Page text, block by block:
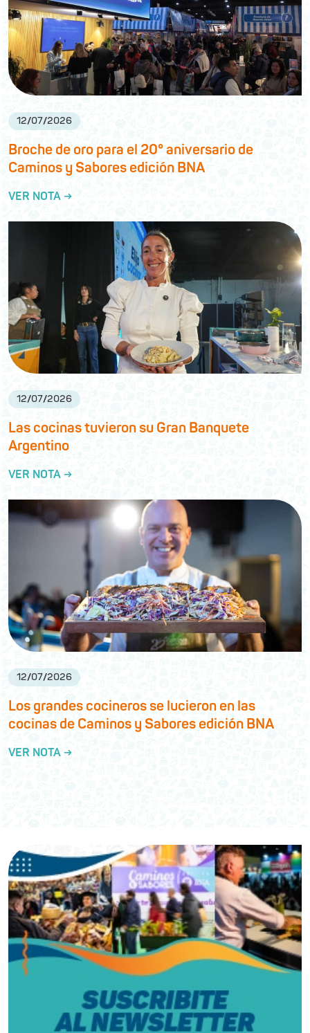
12/07/2026
Broche de oro para el 20° aniversario de
Caminos y Sabores edición BNA
VER NOTA →
12/07/2026
Las cocinas tuvieron su Gran Banquete
Argentino
VER NOTA →
12/07/2026
Los grandes cocineros se lucieron en las
cocinas de Caminos y Sabores edición BNA
VER NOTA →